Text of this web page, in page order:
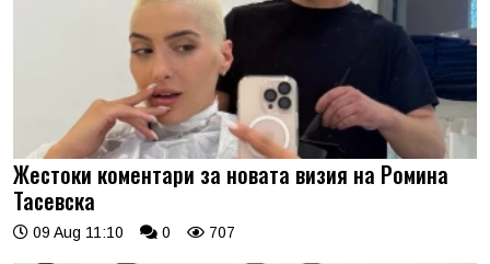
Жестоки коментари за новата визия на Ромина
Тасевска
09 Aug 11:10 0 707